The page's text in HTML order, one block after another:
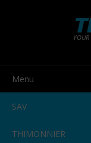
Menu
SAV
THIMONNIER